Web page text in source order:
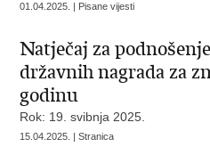
01.04.2025. | Pisane vijesti
Natječaj za
državnih nagrada za
godinu
Rok: 19. svibnja 2025.
15.04.2025. | Stranica